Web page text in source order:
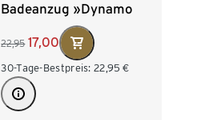
Badeanzug »Dynamo
22,95 17,00
30-Tage-Bestpreis: 22,95 €